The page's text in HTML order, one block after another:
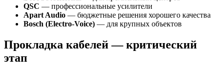
QSC — профессиональные усилители
Apart Audio — бюджетные решения хорошего качества
Bosch (Electro-Voice) — для крупных объектов
Прокладка кабелей — критический
этап